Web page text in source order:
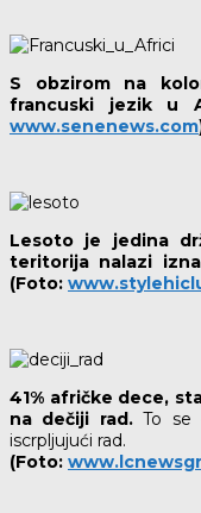
S obzirom na
francuski jezik u
www.senenews.com
Lesoto je jedina
teritorija nalazi
(Foto:
41% afričke dece,
na dečiji rad.To se
iscrpljujući rad.
(Foto: